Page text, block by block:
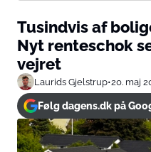
Tusindvis af
Nyt renteschok
vejret
Laurids Gjelstrup•20. maj
Følg dagens.dk på